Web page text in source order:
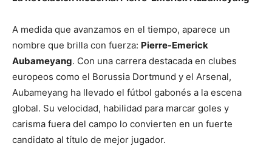
A medida que avanzamos en el tiempo, aparece un
nombre que brilla con fuerza: Pierre-Emerick
Aubameyang. Con una carrera destacada en clubes
europeos como el Borussia Dortmund y el Arsenal,
Aubameyang ha llevado el fútbol gabonés a la escena
global. Su velocidad, habilidad para marcar goles y
carisma fuera del campo lo convierten en un fuerte
candidato al título de mejor jugador.